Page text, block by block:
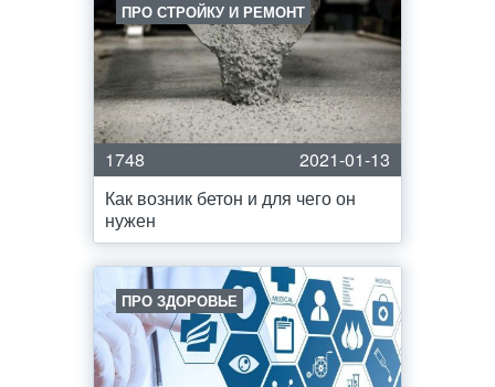
ПРО СТРОЙКУ И РЕМОНТ
1748
2021-01-13
Как возник бетон и для чего он
нужен
ПРО ЗДОРОВЬЕ